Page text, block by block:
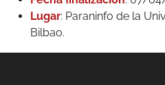
Lugar: Paraninfo de la
Bilbao.